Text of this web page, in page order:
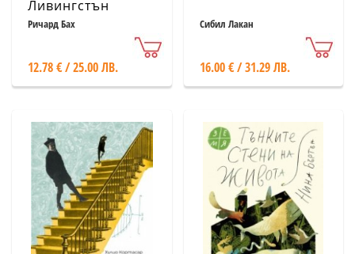
Ливингстън
Чайката (Пълно
непубликуваната
досега четвърта
част)
Ричард Бах
12.78 € / 25.00 ЛВ.
Сибил Лакан
16.00 € / 31.29 ЛВ.